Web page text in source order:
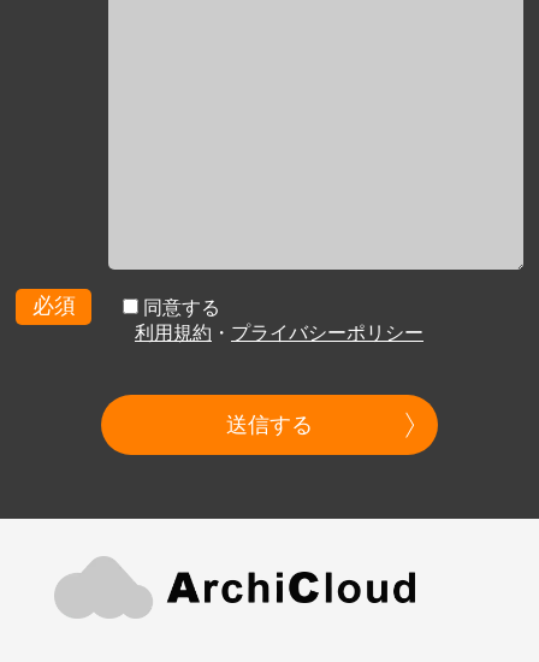
必須
同意する
利用規約 ・ プライバシーポリシー
送信する